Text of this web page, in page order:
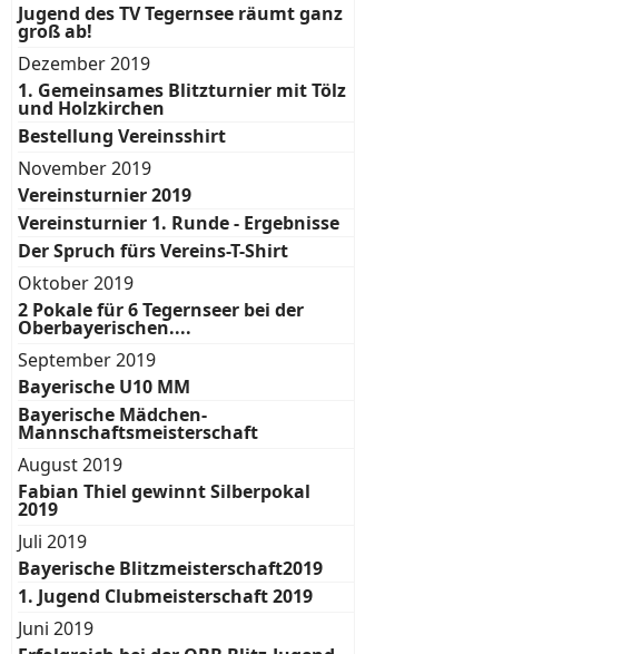
Jugend des TV Tegernsee räumt ganz
groß ab!
Dezember 2019
1. Gemeinsames Blitzturnier mit Tölz
und Holzkirchen
Bestellung Vereinsshirt
November 2019
Vereinsturnier 2019
Vereinsturnier 1. Runde - Ergebnisse
Der Spruch fürs Vereins-T-Shirt
Oktober 2019
2 Pokale für 6 Tegernseer bei der
Oberbayerischen....
September 2019
Bayerische U10 MM
Bayerische Mädchen-
Mannschaftsmeisterschaft
August 2019
Fabian Thiel gewinnt Silberpokal
2019
Juli 2019
Bayerische Blitzmeisterschaft2019
1. Jugend Clubmeisterschaft 2019
Juni 2019